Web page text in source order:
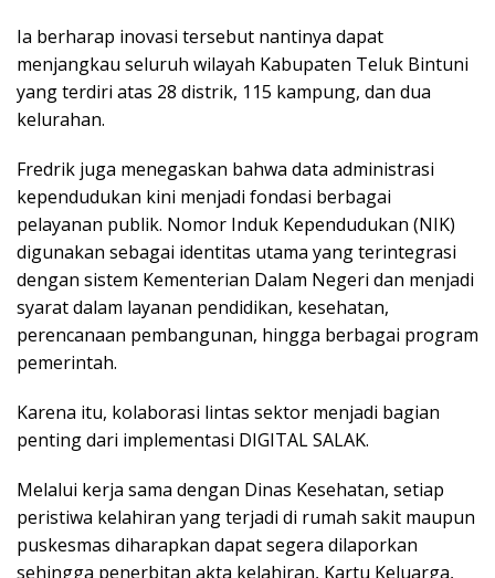
Ia berharap inovasi tersebut nantinya dapat
menjangkau seluruh wilayah Kabupaten Teluk Bintuni
yang terdiri atas 28 distrik, 115 kampung, dan dua
kelurahan.
Fredrik juga menegaskan bahwa data administrasi
kependudukan kini menjadi fondasi berbagai
pelayanan publik. Nomor Induk Kependudukan (NIK)
digunakan sebagai identitas utama yang terintegrasi
dengan sistem Kementerian Dalam Negeri dan menjadi
syarat dalam layanan pendidikan, kesehatan,
perencanaan pembangunan, hingga berbagai program
pemerintah.
Karena itu, kolaborasi lintas sektor menjadi bagian
penting dari implementasi DIGITAL SALAK.
Melalui kerja sama dengan Dinas Kesehatan, setiap
peristiwa kelahiran yang terjadi di rumah sakit maupun
puskesmas diharapkan dapat segera dilaporkan
sehingga penerbitan akta kelahiran, Kartu Keluarga,